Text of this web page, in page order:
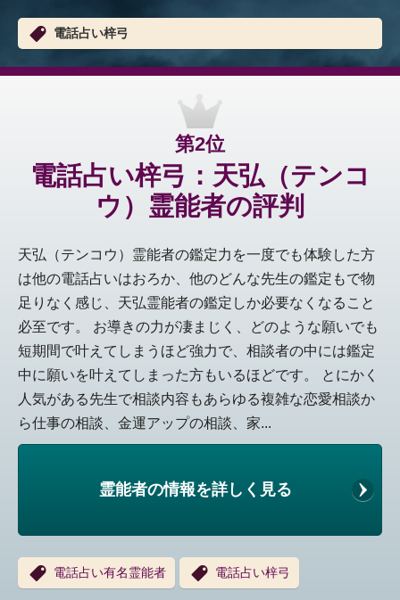
電話占い梓弓
第2位
電話占い梓弓：天弘（テンコ
ウ）霊能者の評判
天弘（テンコウ）霊能者の鑑定力を一度でも体験した方
は他の電話占いはおろか、他のどんな先生の鑑定もで物
足りなく感じ、天弘霊能者の鑑定しか必要なくなること
必至です。 お導きの力が凄まじく、どのような願いでも
短期間で叶えてしまうほど強力で、相談者の中には鑑定
中に願いを叶えてしまった方もいるほどです。 とにかく
人気がある先生で相談内容もあらゆる複雑な恋愛相談か
ら仕事の相談、金運アップの相談、家...
霊能者の情報を詳しく見る
電話占い有名霊能者 電話占い梓弓